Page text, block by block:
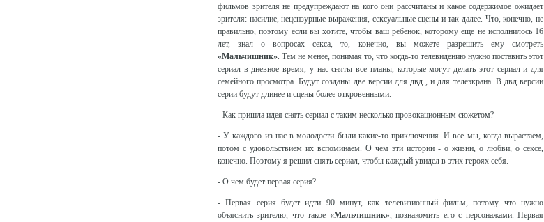
фильмов зрителя не предупреждают на кого они рассчитаны и какое содержимое ожидает
зрителя: насилие, нецензурные выражения, сексуальные сцены и так далее. Что, конечно, не
правильно, поэтому если вы хотите, чтобы ваш ребенок, которому еще не исполнилось 16
лет, знал о вопросах секса, то, конечно, вы можете разрешить ему смотреть
«Мальчишник». Тем не менее, понимая то, что когда-то телевидению нужно поставить этот
сериал в дневное время, у нас сняты все планы, которые могут делать этот сериал и для
семейного просмотра. Будут созданы две версии для двд , и для телеэкрана. В двд версии
серии будут длинее и сцены более откровенными.
- Как пришла идея снять сериал с таким несколько провокационным сюжетом?
- У каждого из нас в молодости были какие-то приключения. И все мы, когда вырастаем,
потом с удовольствием их вспоминаем. О чем эти истории - о жизни, о любви, о сексе,
конечно. Поэтому я решил снять сериал, чтобы каждый увидел в этих героях себя.
- О чем будет первая серия?
- Первая серия будет идти 90 минут, как телевизионный фильм, потому что нужно
объяснить зрителю, что такое «Мальчишник», познакомить его с персонажами. Первая